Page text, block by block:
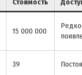
Стоимость
15 000 000
39